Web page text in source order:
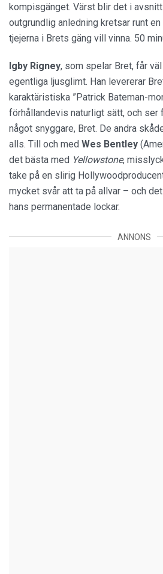
kompisgänget. Värst blir det i
outgrundlig anledning kretsar runt
tjejerna i Brets gäng vill vinna. 50
Igby Rigney, som spelar Bret, får
egentliga ljusglimt. Han levererar
karaktäristiska ”Patrick Bateman-
förhållandevis naturligt sätt, och ser
något snyggare, Bret. De andra
alls. Till och med Wes Bentley
det bästa med Yellowstone,
take på en slirig
mycket svår att ta på allvar – och
hans permanentade lockar.
ANNONS